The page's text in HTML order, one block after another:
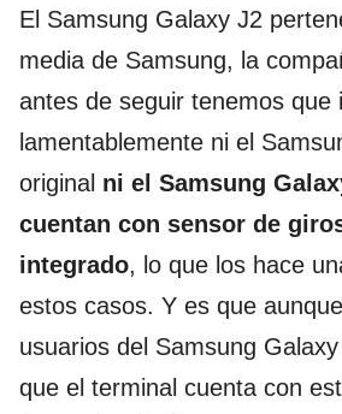
El Samsung Galaxy J2
media de Samsung, la
antes de seguir tenemos que
lamentablemente ni el
original ni el Samsung
cuentan con sensor de
integrado, lo que los hace
estos casos. Y es que
usuarios del Samsung
que el terminal cuenta con